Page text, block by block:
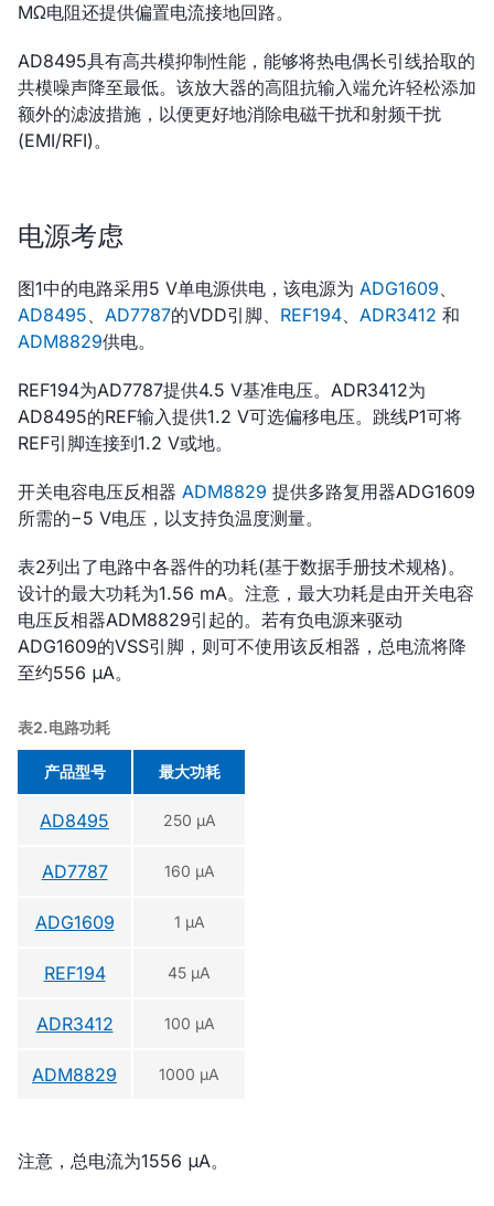
MΩ电阻还提供偏置电流接地回路。
AD8495具有高共模抑制性能，能够将热电偶长引线拾取的
共模噪声降至最低。该放大器的高阻抗输入端允许轻松添加
额外的滤波措施，以便更好地消除电磁干扰和射频干扰
(EMI/RFI)。
电源考虑
图1中的电路采用5 V单电源供电，该电源为 ADG1609、
AD8495、 AD7787的VDD引脚、 REF194、 ADR3412 和
ADM8829供电。
REF194为AD7787提供4.5 V基准电压。ADR3412为
AD8495的REF输入提供1.2 V可选偏移电压。跳线P1可将
REF引脚连接到1.2 V或地。
开关电容电压反相器 ADM8829 提供多路复用器ADG1609
所需的−5 V电压，以支持负温度测量。
表2列出了电路中各器件的功耗(基于数据手册技术规格)。
设计的最大功耗为1.56 mA。注意，最大功耗是由开关电容
电压反相器ADM8829引起的。若有负电源来驱动
ADG1609的VSS引脚，则可不使用该反相器，总电流将降
至约556 μA。
表2.电路功耗
产品型号 最大功耗
AD8495 250 µA
AD7787 160 µA
ADG1609 1 µA
REF194 45 µA
ADR3412 100 µA
ADM8829 1000 µA
注意，总电流为1556 μA。